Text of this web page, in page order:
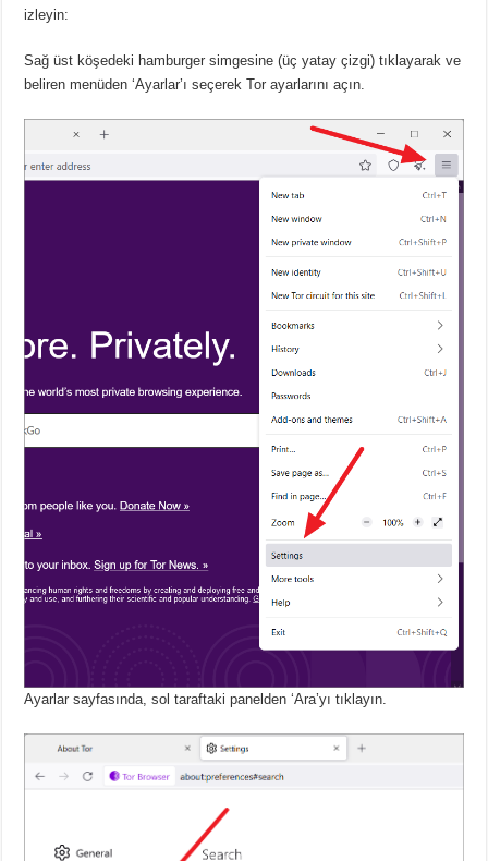
izleyin:
Sağ üst köşedeki hamburger simgesine (üç yatay çizgi) tıklayarak ve
beliren menüden ‘Ayarlar’ı seçerek Tor ayarlarını açın.
Ayarlar sayfasında, sol taraftaki panelden ‘Ara’yı tıklayın.